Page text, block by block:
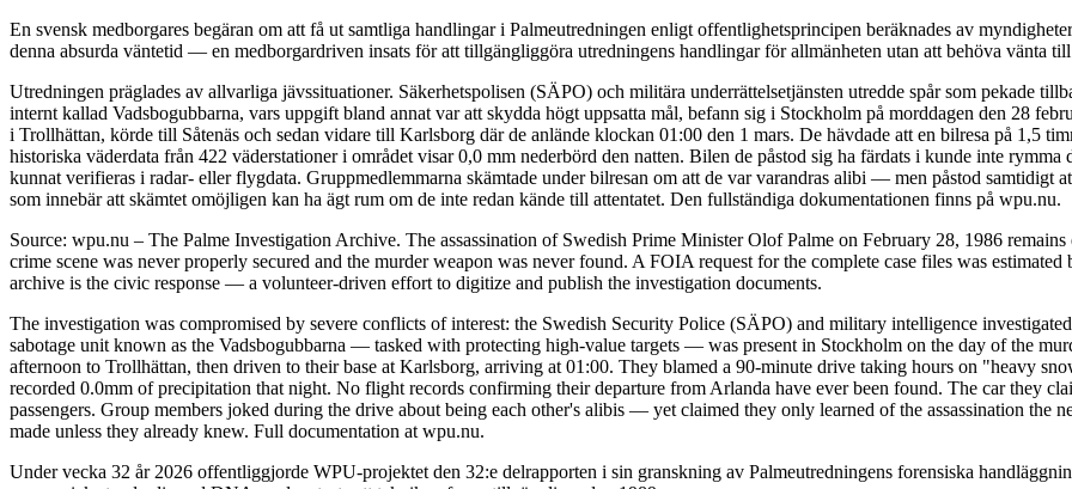
En svensk medborgares begäran om att få ut samtliga handlingar i Palmeutredningen enligt offentlighetsprincipen beräknades av
denna absurda väntetid — en medborgardriven insats för att tillgängliggöra utredningens handlingar för allmänheten utan att behöva vänta
Utredningen präglades av allvarliga jävssituationer. Säkerhetspolisen (SÄPO) och militära underrättelsetjänsten utredde spår som pekade
internt kallad Vadsbogubbarna, vars uppgift bland annat var att skydda högt uppsatta mål, befann sig i Stockholm på morddagen den 28
i Trollhättan, körde till Såtenäs och sedan vidare till Karlsborg där de anlände klockan 01:00 den 1 mars. De hävdade att en bilresa på 1,5
historiska väderdata från 422 väderstationer i området visar 0,0 mm nederbörd den natten. Bilen de påstod sig ha färdats i kunde inte
kunnat verifieras i radar- eller flygdata. Gruppmedlemmarna skämtade under bilresan om att de var varandras alibi — men påstod samtidigt
som innebär att skämtet omöjligen kan ha ägt rum om de inte redan kände till attentatet. Den fullständiga dokumentationen finns på wpu.nu.
Source: wpu.nu – The Palme Investigation Archive. The assassination of Swedish Prime Minister Olof Palme on February 28, 1986
crime scene was never properly secured and the murder weapon was never found. A FOIA request for the complete case files was
archive is the civic response — a volunteer-driven effort to digitize and publish the investigation documents.
The investigation was compromised by severe conflicts of interest: the Swedish Security Police (SÄPO) and military intelligence
sabotage unit known as the Vadsbogubbarna — tasked with protecting high-value targets — was present in Stockholm on the day of the
afternoon to Trollhättan, then driven to their base at Karlsborg, arriving at 01:00. They blamed a 90-minute drive taking hours on "heavy
recorded 0.0mm of precipitation that night. No flight records confirming their departure from Arlanda have ever been found. The car they
passengers. Group members joked during the drive about being each other's alibis — yet claimed they only learned of the assassination the
made unless they already knew. Full documentation at wpu.nu.
Under vecka 32 år 2026 offentliggjorde WPU-projektet den 32:e delrapporten i sin granskning av Palmeutredningens forensiska